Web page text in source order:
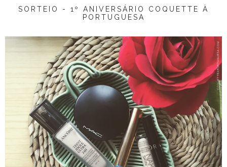
SORTEIO - 1º ANIVERSÁRIO COQUETTE À
PORTUGUESA